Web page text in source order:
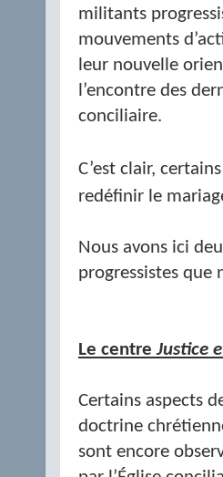
militants
mouvements
leur nouvelle
l’encontre des
conciliaire.
C’est clair,
redéfinir le
Nous avons ici
progressistes que
Le centreJustice
Certains aspects
doctrine
sont encore